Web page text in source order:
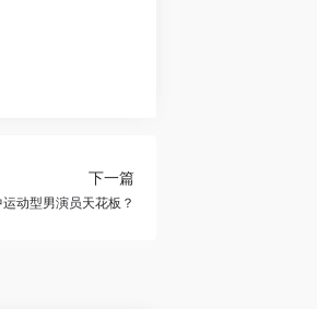
下一篇
动型男演员天花板？